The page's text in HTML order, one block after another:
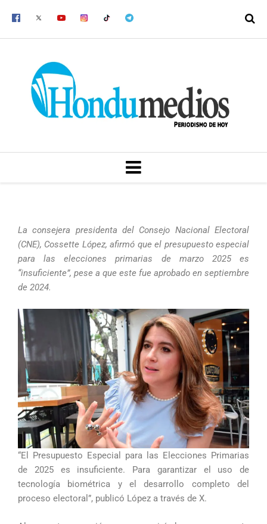
MENU
La consejera presidenta del Consejo Nacional Electoral
(CNE), Cossette López, afirmó que el presupuesto especial
para las elecciones primarias de marzo 2025 es
“insuficiente”, pese a que este fue aprobado en septiembre
de 2024.
“El Presupuesto Especial para las Elecciones Primarias
de 2025 es insuficiente. Para garantizar el uso de
tecnología biométrica y el desarrollo completo del
proceso electoral”, publicó López a través de X.